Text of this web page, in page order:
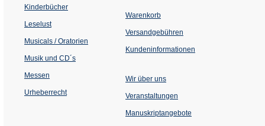
Kinderbücher
Leselust
Musicals / Oratorien
Musik und CD´s
Messen
Urheberrecht
Warenkorb
Versandgebühren
Kundeninformationen
Wir über uns
Veranstaltungen
einem
Manuskriptangebote